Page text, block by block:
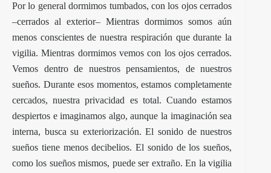
Por lo general dormimos tumbados, con los ojos cerrados
–cerrados al exterior– Mientras dormimos somos aún
menos conscientes de nuestra respiración que durante la
vigilia. Mientras dormimos vemos con los ojos cerrados.
Vemos dentro de nuestros pensamientos, de nuestros
sueños. Durante esos momentos, estamos completamente
cercados, nuestra privacidad es total. Cuando estamos
despiertos e imaginamos algo, aunque la imaginación sea
interna, busca su exteriorización. El sonido de nuestros
sueños tiene menos decibelios. El sonido de los sueños,
como los sueños mismos, puede ser extraño. En la vigilia